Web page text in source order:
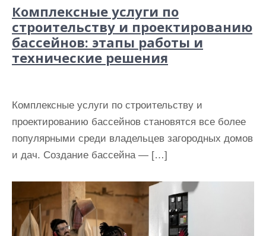
Комплексные услуги по
строительству и проектированию
бассейнов: этапы работы и
технические решения
Комплексные услуги по строительству и
проектированию бассейнов становятся все более
популярными среди владельцев загородных домов
и дач. Создание бассейна — […]